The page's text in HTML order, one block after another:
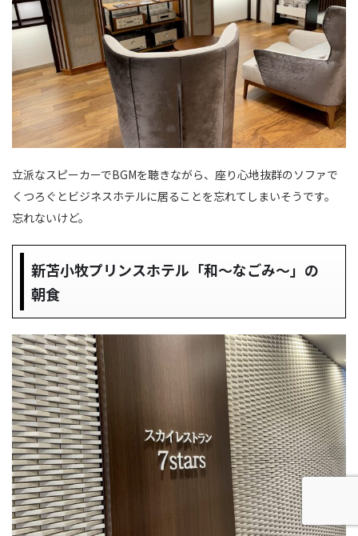
立派なスピーカーでBGMを聴きながら、座り心地抜群のソファで
くつろぐとビジネスホテルに居ることを忘れてしまいそうです。
忘れないけど。
新苫小牧プリンスホテル「和〜なごみ〜」の
朝食